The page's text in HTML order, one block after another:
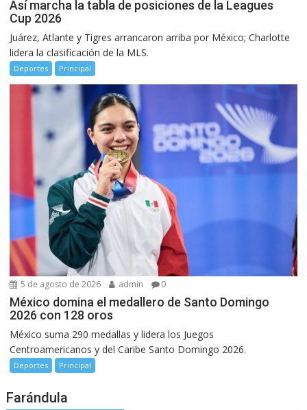
Así marcha la tabla de posiciones de la Leagues
Cup 2026
Juárez, Atlante y Tigres arrancaron arriba por México; Charlotte
lidera la clasificación de la MLS.
Deportes Principal
5 de agosto de 2026 admin 0
México domina el medallero de Santo Domingo
2026 con 128 oros
México suma 290 medallas y lidera los Juegos
Centroamericanos y del Caribe Santo Domingo 2026.
Deportes Principal
Farándula